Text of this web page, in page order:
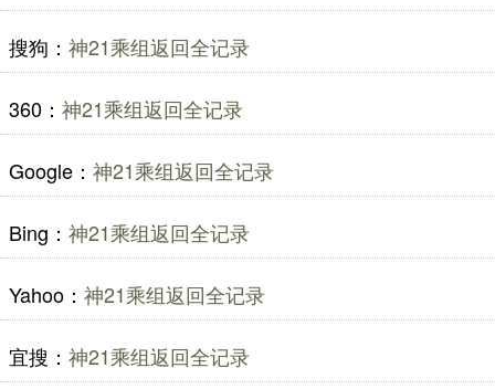
搜狗： 神21乘组返回全记录
360： 神21乘组返回全记录
Google： 神21乘组返回全记录
Bing： 神21乘组返回全记录
Yahoo： 神21乘组返回全记录
宜搜： 神21乘组返回全记录